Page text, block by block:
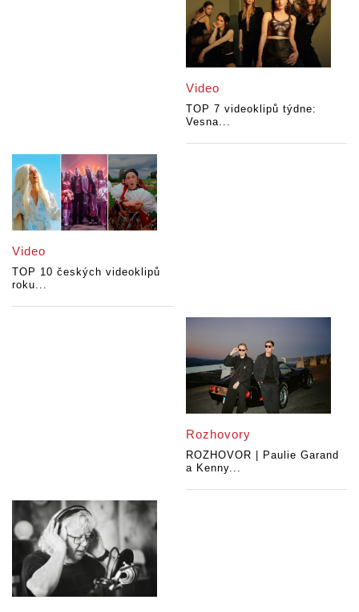
Video
TOP 7 videoklipů týdne:
Vesna...
Video
TOP 10 českých videoklipů
roku...
Rozhovory
ROZHOVOR | Paulie Garand
a Kenny...